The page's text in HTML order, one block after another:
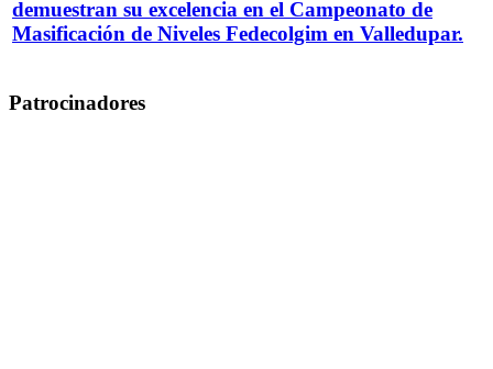
demuestran su excelencia en el Campeonato de
Masificación de Niveles Fedecolgim en Valledupar.
Patrocinadores